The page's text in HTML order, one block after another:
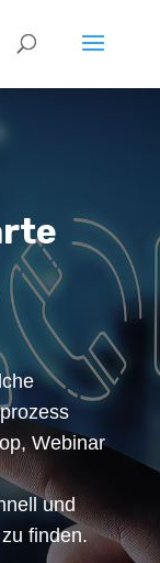
Webinar
und
finden.